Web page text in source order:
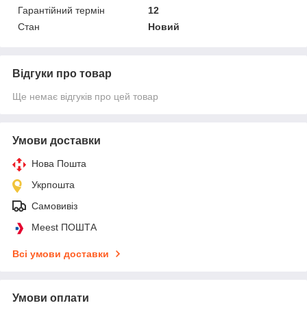
Гарантійний термін
12
Стан
Новий
Відгуки про товар
Ще немає відгуків про цей товар
Умови доставки
Нова Пошта
Укрпошта
Самовивіз
Meest ПОШТА
Всі умови доставки
Умови оплати